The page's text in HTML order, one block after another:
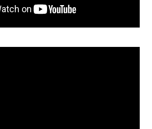
Прозорість влади